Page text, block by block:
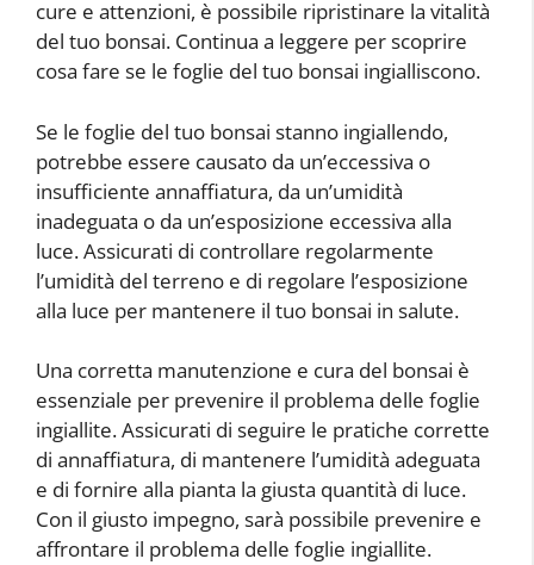
cure e attenzioni, è possibile ripristinare la vitalità
del tuo bonsai. Continua a leggere per scoprire
cosa fare se le foglie del tuo bonsai ingialliscono.
Se le foglie del tuo bonsai stanno ingiallendo,
potrebbe essere causato da un’eccessiva o
insufficiente annaffiatura, da un’umidità
inadeguata o da un’esposizione eccessiva alla
luce. Assicurati di controllare regolarmente
l’umidità del terreno e di regolare l’esposizione
alla luce per mantenere il tuo bonsai in salute.
Una corretta manutenzione e cura del bonsai è
essenziale per prevenire il problema delle foglie
ingiallite. Assicurati di seguire le pratiche corrette
di annaffiatura, di mantenere l’umidità adeguata
e di fornire alla pianta la giusta quantità di luce.
Con il giusto impegno, sarà possibile prevenire e
affrontare il problema delle foglie ingiallite.